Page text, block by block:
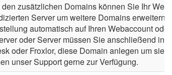
den zusätzlichen Domains können Sie Ihr
Server um weitere Domains
automatisch auf Ihren Webaccount
oder Server müssen Sie anschließend in
oder Froxlor, diese Domain anlegen um sie
unser Support gerne zur Verfügung.